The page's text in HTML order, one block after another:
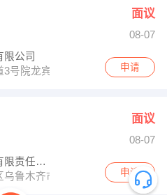
面议
08-07
限公司
3号院龙宾花苑1栋底商15号
申请
面议
08-07
新疆恒瑞达建设工程有限责任公司乌鲁木齐分
乌鲁木齐市头屯河区王家沟街道
申请